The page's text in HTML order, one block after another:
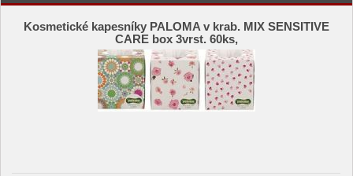
Kosmetické kapesníky PALOMA v krab. MIX SENSITIVE
CARE box 3vrst. 60ks,